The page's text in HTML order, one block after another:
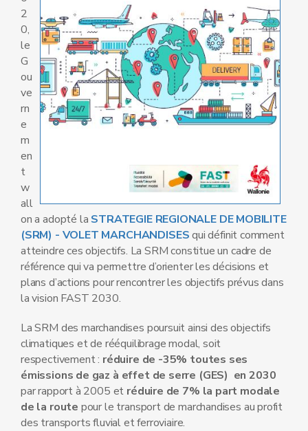
2
0,
le
G
ou
ve
rn
e
m
en
t
w
all
on a adopté la STRATEGIE REGIONALE DE MOBILITE
(SRM) - VOLET MARCHANDISESqui définit comment
atteindre ces objectifs. La SRM constitue un cadre de
référence qui va permettre d’orienter les décisions et
plans d’actions pour rencontrer les objectifs prévus dans
la vision FAST 2030.
La SRM des marchandises poursuit ainsi des objectifs
climatiques et de rééquilibrage modal, soit
respectivement : réduire de -35% toutes ses
émissions de gaz à effet de serre (GES) en 2030
par rapport à 2005 et réduire de 7% la part modale
de la route pour le transport de marchandises au profit
des transports fluvial et ferroviaire.